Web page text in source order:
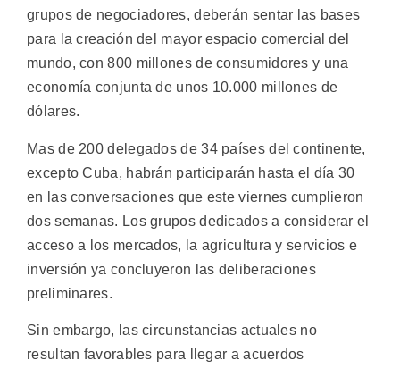
grupos de negociadores, deberán sentar las bases
para la creación del mayor espacio comercial del
mundo, con 800 millones de consumidores y una
economía conjunta de unos 10.000 millones de
dólares.
Mas de 200 delegados de 34 países del continente,
excepto Cuba, habrán participarán hasta el día 30
en las conversaciones que este viernes cumplieron
dos semanas. Los grupos dedicados a considerar el
acceso a los mercados, la agricultura y servicios e
inversión ya concluyeron las deliberaciones
preliminares.
Sin embargo, las circunstancias actuales no
resultan favorables para llegar a acuerdos